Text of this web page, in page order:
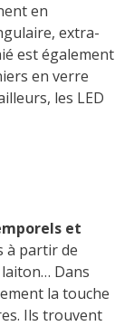
en
extra-
est également
en verre
les LED
et
à partir de
Dans
la touche
Ils trouvent